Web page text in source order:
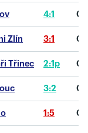
4:1 0
Zlín 3:1 0
Třinec 2:1p 0
3:2 0
1:5 0